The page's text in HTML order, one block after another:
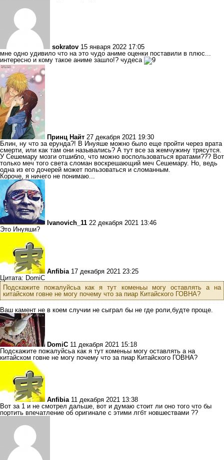
sokratov 15 января 2022 17:05
мне одно удивило что на это чудо аниме оценки поставили в плюс...
интересно и кому такое аниме зашло!? чудеса
Принц Найт 27 декабря 2021 19:30
Блин, ну что за ерунда?! В Инуяше можно было еще пройти через врата
смерти, или как там они назывались? А тут все за жемчужину трясутся.
У Сешемару мозги отшибло, что можно воспользоваться вратами??? Вот
только меч того света сломан воскрешающий меч Сешемару. Но, ведь
одна из его дочерей может пользоваться и сломанным.
Короче, я ничего не понимаю...
Ivanovich_11 22 декабря 2021 13:46
Это Инуяши?
Anfibia 17 декабря 2021 23:25
Цитата: DomiC
Подскажите пожалуйсьа как я тут коменьы могу оставлять а на
китайском говне не могу почему что за пиар Китайского ГОВНА?
Ваш камент не в коем случии не сыграл бы не где роли,будте проще.
DomiC 11 декабря 2021 15:18
Подскажите пожалуйсьа как я тут коменьы могу оставлять а на
китайском говне не могу почему что за пиар Китайского ГОВНА?
Anfibia 11 декабря 2021 13:38
Вот за 1 и не смотрел дальше, вот и думаю стоит ли оно того что бы
портить впечатление об оригинале с этими лгбт новшествами ??